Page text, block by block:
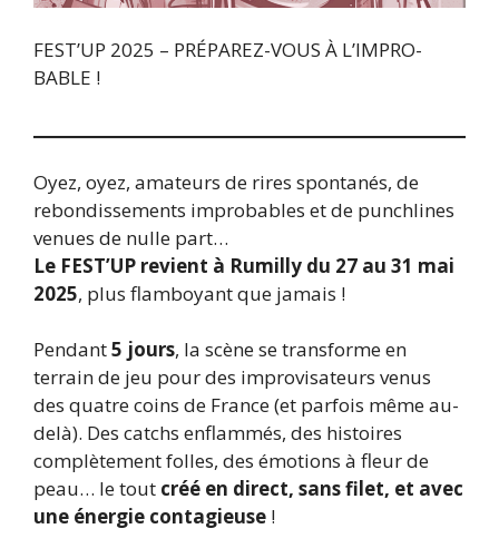
FEST’UP 2025 – PRÉPAREZ-VOUS À L’IMPRO-
BABLE !
Oyez, oyez, amateurs de rires spontanés, de
rebondissements improbables et de punchlines
venues de nulle part…
Le FEST’UP revient à Rumilly du 27 au 31 mai
2025, plus flamboyant que jamais !
Pendant5 jours, la scène se transforme en
terrain de jeu pour des improvisateurs venus
des quatre coins de France (et parfois même au-
delà). Des catchs enflammés, des histoires
complètement folles, des émotions à fleur de
peau… le tout créé en direct, sans filet, et avec
une énergie contagieuse !